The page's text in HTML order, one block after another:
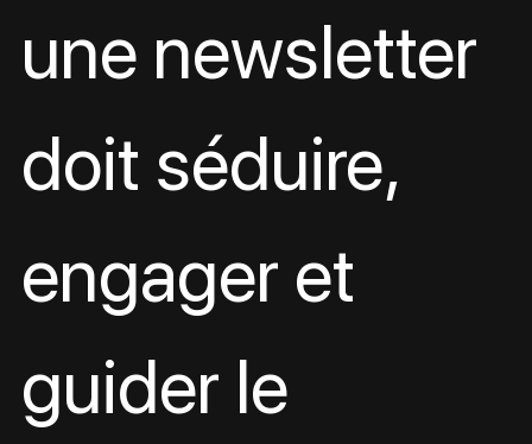
une newsletter
doit séduire,
engager et
guider le